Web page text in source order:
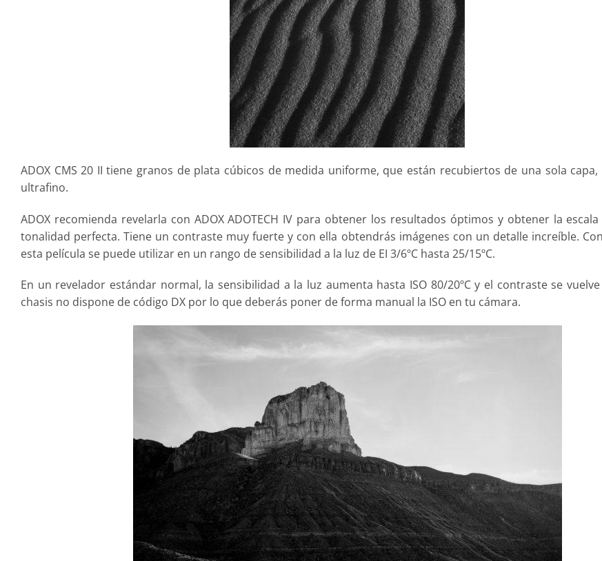
ADOX CMS 20 II tiene granos de plata cúbicos de medida uniforme, que están recubiertos de una sola
ultrafino.
ADOX recomienda revelarla con ADOX ADOTECH IV para obtener los resultados óptimos y obtener la
tonalidad perfecta. Tiene un contraste muy fuerte y con ella obtendrás imágenes con un detalle increíble. Con
esta película se puede utilizar en un rango de sensibilidad a la luz de EI 3/6ºC hasta 25/15ºC.
En un revelador estándar normal, la sensibilidad a la luz aumenta hasta ISO 80/20ºC y el contraste se
chasis no dispone de código DX por lo que deberás poner de forma manual la ISO en tu cámara.